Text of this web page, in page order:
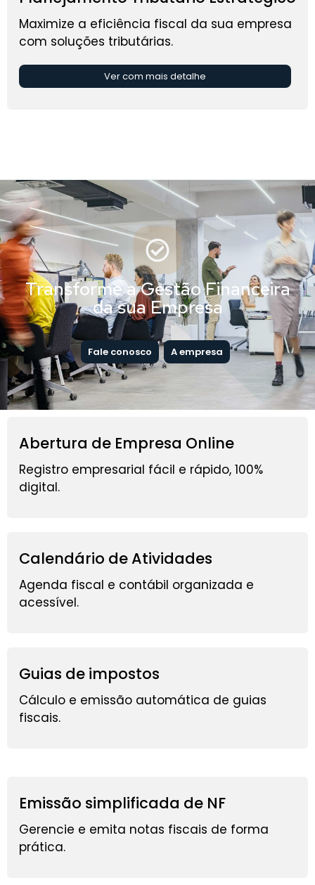
Maximize a eficiência fiscal da sua empresa
com soluções tributárias.
Ver com mais detalhe
Transforme a Gestão Financeira
da sua Empresa
Fale conosco A empresa
Abertura de Empresa Online
Registro empresarial fácil e rápido, 100%
digital.
Calendário de Atividades
Agenda fiscal e contábil organizada e
acessível.
Guias de impostos
Cálculo e emissão automática de guias
fiscais.
Emissão simplificada de NF
Gerencie e emita notas fiscais de forma
prática.